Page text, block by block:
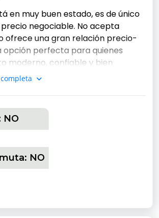
en muy buen estado, es de único
negociable. No acepta
ofrece una gran relación precio-
opción perfecta para quienes
moderno, confiable y bien
Tech 110 AT6 Shine Europa
NO
NO